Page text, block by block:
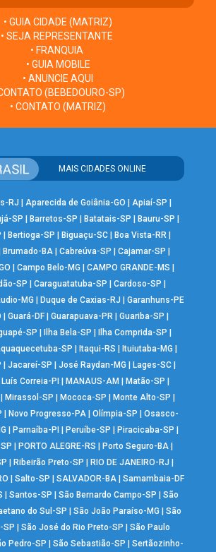
• GUIA CIDADE (MATRIZ)
• SEJA REPRESENTANTE
• FRANQUIA
• GUIA MOBILE
• ANUNCIE AQUI
(BEBEDOURO-SP)
• CONTATO (MATRIZ)
MAIS CIDADES ONLINE
RJ Aparecida de Goiânia-GO Apiaí-SP
SP Barretos-SP Batatais-SP Bauru-SP
Bertioga-SP Biguaçu-SC Boa Vista-RR
Brumado-BA| Cabreúva-SP Cajamar-SP
|Campo Belo-MG |CAMPO GRANDE-MS
SP
Caraguatatuba-SP Cardoso-SP
MG Duque de Caxias-RJ
Garanhuns-PE
Guará-DF| Guarapuava-PR| Guariba-SP
SP Ilha Bela-SP Ilha Comprida-SP
SP Itaqui-RS Ituiutaba-MG
Jacareí-SP José Raydan-MG Lages-SC|
Luís Correia-PI MANAUS-AM Matão-SP
Mirassol-SP Mococa-SP Monte Alto-SP
Novo Progresso-PA |Olímpia-SP |Osasco-
Parnaíba-PI Peruíbe-SP Piracicaba-SP
PORTO ALEGRE-RS Porto Seguro-BA
Ribeirão Preto-SP RIO DE JANEIRO-RJ
Salto-SP SALVADOR-BA| Samambaia-DF
|Santos-SP |São Bernardo Campo-SP |São
do Sul-SP |São João Paraíso-MG |São
SP
|São José do Rio Preto-SP |São Paulo
Pedro-SP |São Sebastião-SP |Sertãozinho-